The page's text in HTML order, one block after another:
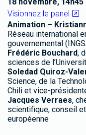
Visionnez le panel
Animation –
Réseau international
gouvernemental
Frédéric Bouchard,
sciences de
Soledad Quiroz-
Science, de la
Chili et vice-
Jacques Verraes,
scientifique, conseil
européenne